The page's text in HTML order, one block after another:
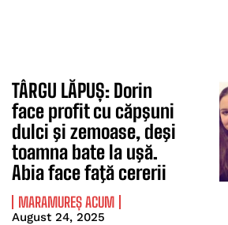
TÂRGU LĂPUȘ: Dorin
face profit cu căpşuni
dulci şi zemoase, deşi
toamna bate la uşă.
Abia face faţă cererii
MARAMUREȘ ACUM
August 24, 2025